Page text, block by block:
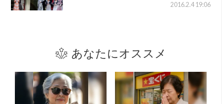
2016.2.4 19:06
あなたにオススメ